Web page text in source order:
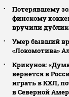
Потерявшему
финскому
вручили
Умер бывший
«Локомотива»
Крикунов:
вернется в
играть в КХЛ,
в Северной